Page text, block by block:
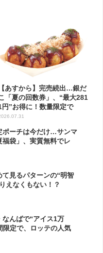
【あすから】完売続出…銀だ
「夏の回数券」、“最大281
円”お得に！数量限定で
ポーチは今だけ…サンマ
袋」、実質無料でレ
て見るパターンの“明智
えなくもない！？
なんばで“アイス1万
定で、ロッテの人気